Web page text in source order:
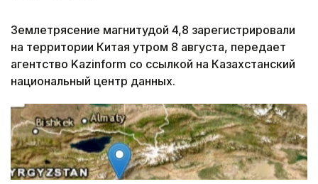
Землетрясение магнитудой 4,8 зарегистрировали
на территории Китая утром 8 августа, передает
агентство Kazinform со ссылкой на Казахстанский
национальный центр данных.